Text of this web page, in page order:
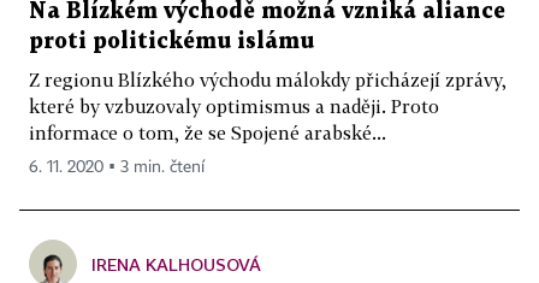
Na Blízkém východě možná vzniká aliance
proti politickému islámu
Z regionu Blízkého východu málokdy přicházejí zprávy,
které by vzbuzovaly optimismus a naději. Proto
informace o tom, že se Spojené arabské...
6. 11. 2020 ▪ 3 min. čtení
IRENA KALHOUSOVÁ